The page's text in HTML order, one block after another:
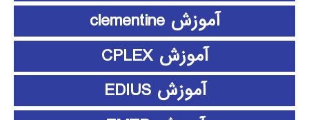
آموزش clementine
آموزش CPLEX
آموزش EDIUS